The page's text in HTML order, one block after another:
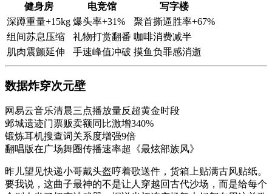
健身房 电竞馆
写字楼
深蹲重量+15kg 爆头率+31%
聚首撕逼胜率+67%
组间苏息压缩
礼物打赏翻番 咖啡消费减半
肌肉震颤延伸
手速峰值冲破 摸鱼负罪感消逝
数据炸穿次元壁
网易云音乐清晨三点播放量反超黄金时段
邺城遗迹门票贩卖额同比激增340%
锻炼耳机搜查词关系度增强9倍
翻唱版在广场舞圈传播速率超《最炫部族风》
昨儿望见快递小哥戴头盔哼着歌送件，货箱上贴满古风贴纸。
要我说，这曲子最神的不是让人穿越回古代沙场，而是给每个